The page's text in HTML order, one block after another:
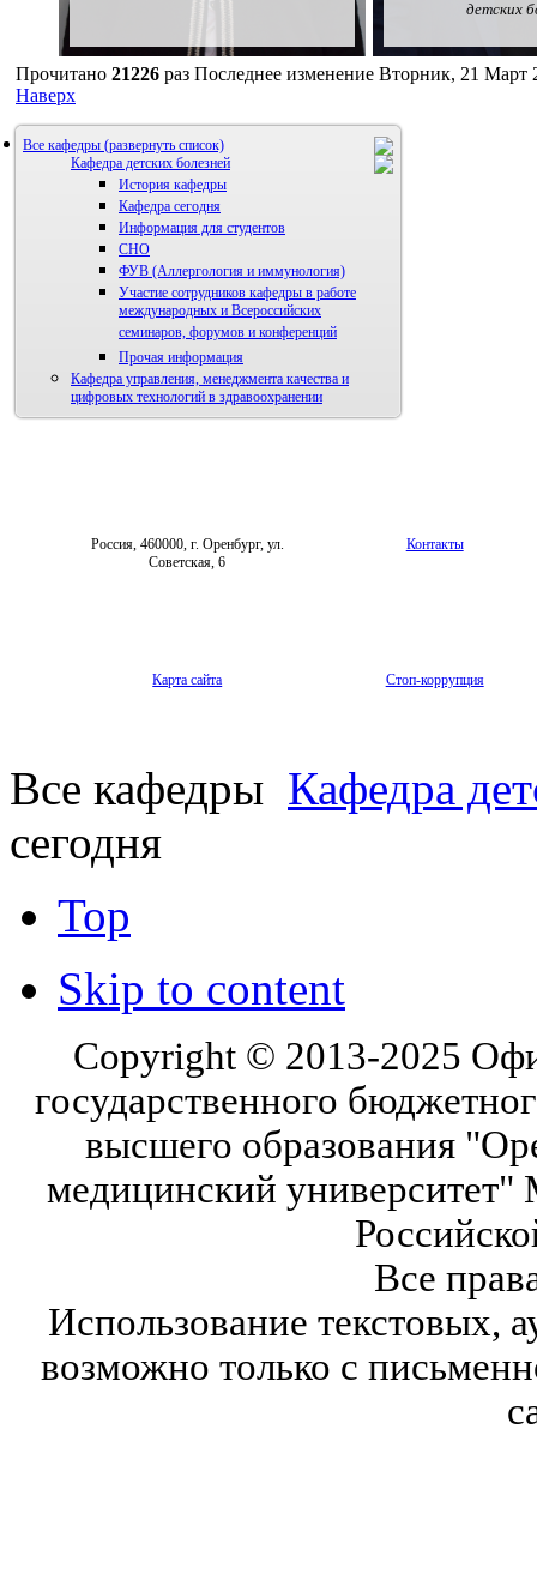
детских
Прочитано 21226 раз Последнее изменение Вторник, 21 Март
Наверх
Все кафедры
Кафедра детских болезней
История кафедры
Кафедра сегодня
Информация для студентов
СНО
ФУВ (Аллергология и иммунология)
Участие сотрудников кафедры в работе
международных и Всероссийских
семинаров, форумов и конференций
Прочая информация
Кафедра управления, менеджмента качества и
цифровых технологий в здравоохранении
Россия, 460000, г. Оренбург, ул.
Советская, 6
Контакты
Карта сайта Стоп-коррупция
Все кафедры Кафедра
сегодня
Top
Skip to content
Copyright © 2013-2025
государственного
высшего образования
медицинский университет"
Все
Использование текстовых,
возможно только с